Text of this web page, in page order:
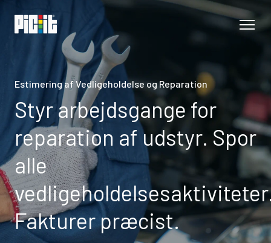
Estimering af Vedligeholdelse og Reparation
Styr arbejdsgange for
reparation af udstyr. Spor
alle
Fakturer præcist.